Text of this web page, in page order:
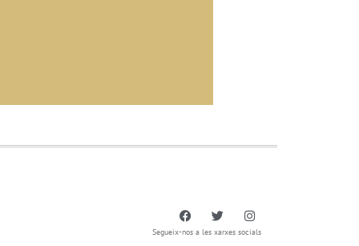
Segueix-nos a les xarxes socials